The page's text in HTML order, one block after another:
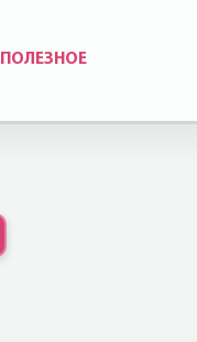
ПОЛЕЗНОЕ